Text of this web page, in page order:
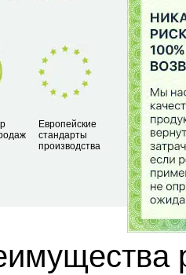
Европейские
стандарты
производства